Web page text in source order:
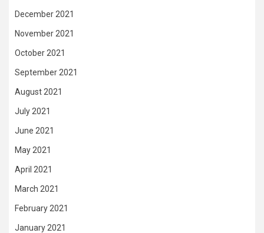
December 2021
November 2021
October 2021
September 2021
August 2021
July 2021
June 2021
May 2021
April 2021
March 2021
February 2021
January 2021